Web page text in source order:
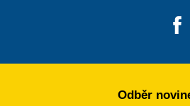
Odběr